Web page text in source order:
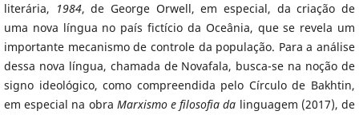
literária, 1984, de George Orwell, em especial, da criação de
uma nova língua no país fictício da Oceânia, que se revela um
importante mecanismo de controle da população. Para a análise
dessa nova língua, chamada de Novafala, busca-se na noção de
signo ideológico, como compreendida pelo Círculo de Bakhtin,
em especial na obra Marxismo e filosofia da linguagem (2017), de